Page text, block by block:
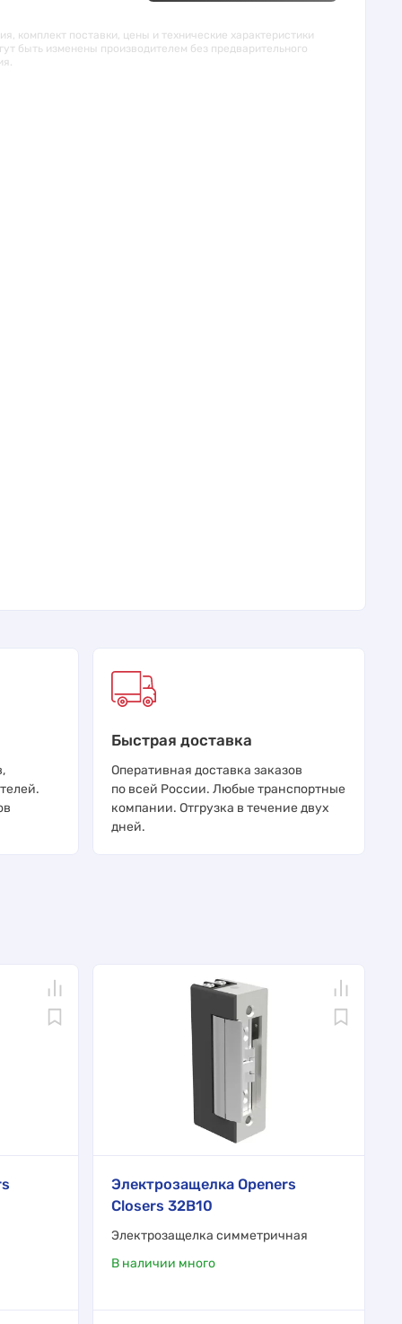
комплект поставки, цены и технические характеристики
быть изменены производителем без предварительного
Быстрая доставка
Оперативная доставка заказов
по всей России. Любые транспортные
компании. Отгрузка в течение двух
дней.
Электрозащелка Openers
Closers 32B10
Электрозащелка симметричная
В наличии много